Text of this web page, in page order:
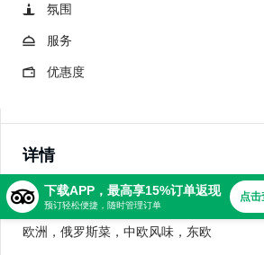
氛围
服务
优惠度
详情
美食
欧洲，俄罗斯菜，中欧风味，东欧
下载APP，最高享15%订单返现
预订轻松便捷，随时管理订单
点击